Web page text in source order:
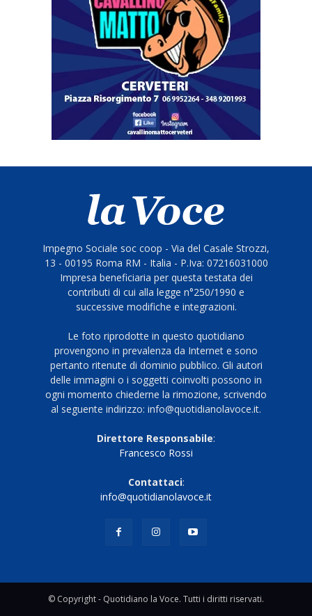
Impegno Sociale soc coop - Via del Casale Strozzi,
13 - 00195 Roma RM - Italia - P.Iva: 07216031000
Impresa beneficiaria per questa testata dei
contributi di cui alla legge n°250/1990 e
successive modifiche e integrazioni.
Le foto riprodotte in questo quotidiano
provengono in prevalenza da Internet e sono
pertanto ritenute di dominio pubblico. Gli autori
delle immagini o i soggetti coinvolti possono in
ogni momento chiederne la rimozione, scrivendo
al seguente indirizzo: info@quotidianolavoce.it.
Direttore Responsabile:
Francesco Rossi
Contattaci:
info@quotidianolavoce.it
© Copyright - Quotidiano la Voce. Tutti i diritti riservati.